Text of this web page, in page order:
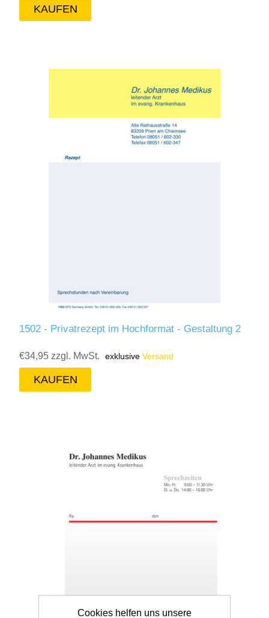
1502 - Privatrezept im Hochformat - Gestaltung 2
€34,95 zzgl. MwSt. exklusiveVersand
Cookies helfen uns unsere